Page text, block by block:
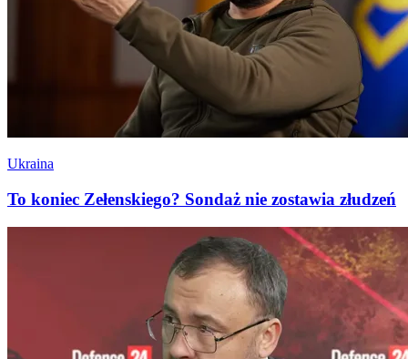
Ukraina
To koniec Zełenskiego? Sondaż nie zostawia złudzeń